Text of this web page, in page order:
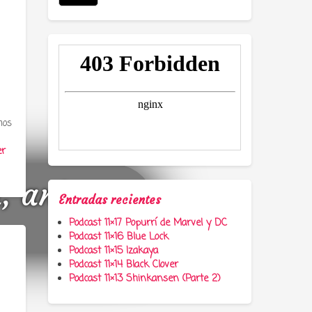
anime y
Entradas recientes
Podcast 11×17 Popurrí de Marvel y DC
Podcast 11×16 Blue Lock
Podcast 11×15 Izakaya
Podcast 11×14 Black Clover
Podcast 11×13 Shinkansen (Parte 2)